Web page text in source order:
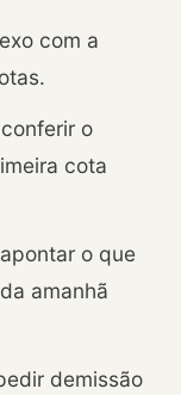
com a
o
cota
o que
amanhã
demissão